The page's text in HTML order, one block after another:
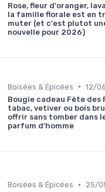
Rose, fleur d'oranger,
la famille florale est en
muter (et c'est plutot
nouvelle pour 2026)
Boisées & Épicées • 12/
Bougie cadeau Fête des
tabac, vetiver ou bois
offrir sans tomber dans
parfum d'homme
Boisées & Épicées •
25/